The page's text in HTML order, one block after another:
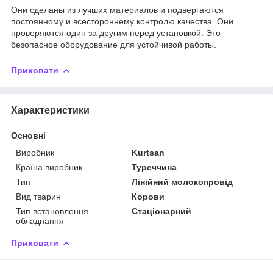
Они сделаны из лучших материалов и подвергаются
постоянному и всестороннему контролю качества. Они
проверяются один за другим перед установкой. Это
безопасное оборудование для устойчивой работы.
Приховати
Характеристики
Основні
Виробник
Kurtsan
Країна виробник
Туреччина
Тип
Лінійний молокопровід
Вид тварин
Корови
Тип встановлення
обладнання
Стаціонарний
Приховати